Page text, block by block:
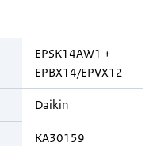
EPSK14AW1 +
EPBX14/EPVX12
Daikin
KA30159